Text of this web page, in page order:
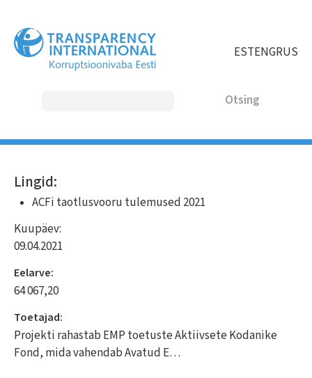
edasi
põhisisu
juurde
ESTENGRUS
MAIN
NAVIGATION
Lingid:
ACFi taotlusvooru tulemused 2021
Kuupäev:
09.04.2021
Eelarve:
64 067,20
Toetajad:
Projekti rahastab EMP toetuste Aktiivsete Kodanike
Fond, mida vahendab Avatud E…